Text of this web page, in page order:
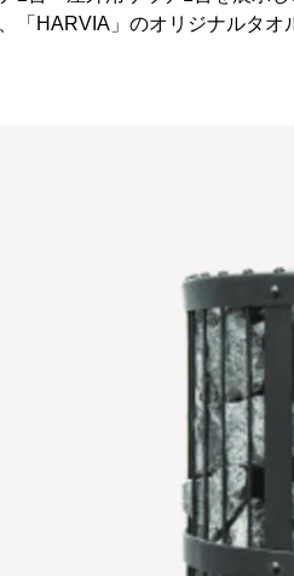
「HARVIA」のオリジナルタ